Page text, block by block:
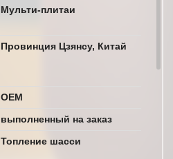
Мульти-плитаи
Провинция Цзянсу, Китай
OEM
выполненный на заказ
Топление шасси